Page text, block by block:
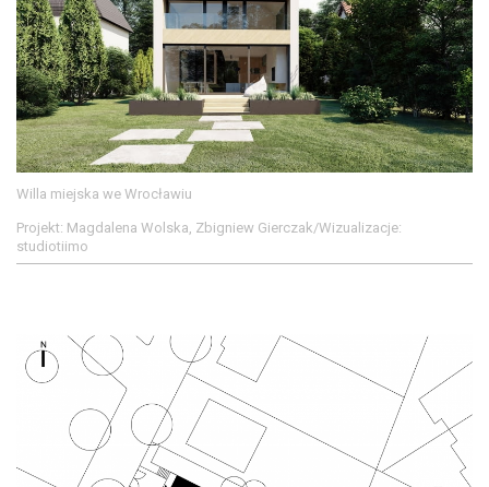
Willa miejska we Wrocławiu
Projekt: Magdalena Wolska, Zbigniew Gierczak/Wizualizacje:
studiotiimo